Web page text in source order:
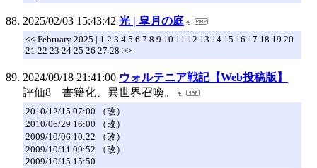
2025/02/03 15:43:42 光 | 皐月の庭
<< February 2025 | 1 2 3 4 5 6 7 8 9 10 11 12 13 14 15 16 17 18 19 20
21 22 23 24 25 26 27 28 >>
2024/09/18 21:41:00 ウォルテニア戦記【Web投稿版】
評価8 書籍化、異世界召喚。
2010/12/15 07:00 （改）
2010/06/29 16:00 （改）
2009/10/06 10:22 （改）
2009/10/11 09:52 （改）
2009/10/15 15:50